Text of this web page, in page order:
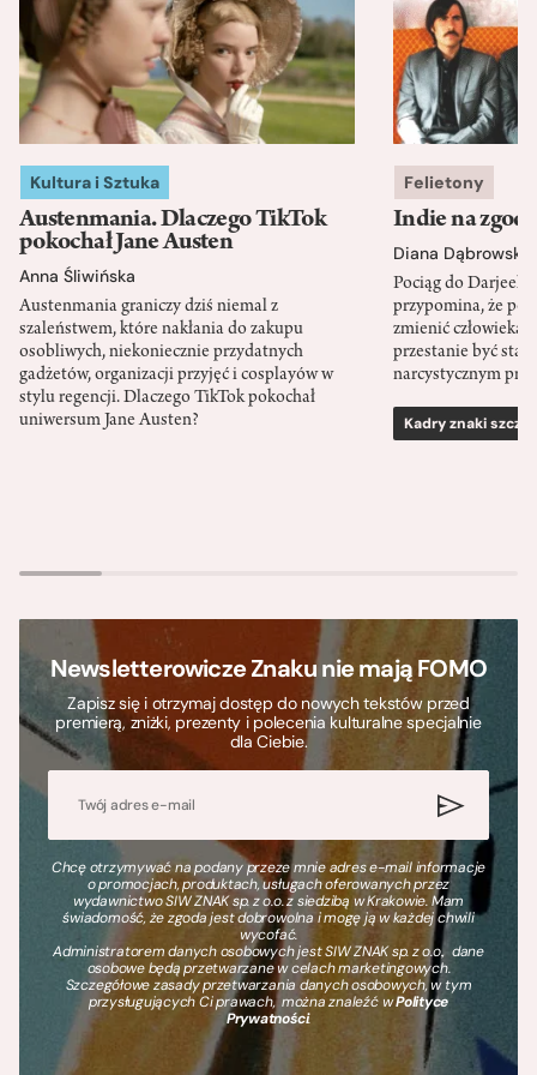
Kultura i Sztuka
Austenmania. Dlaczego TikTok
pokochał Jane Austen
Anna Śliwińska
Austenmania graniczy dziś niemal z
szaleństwem, które nakłania do zakupu
osobliwych, niekoniecznie przydatnych
gadżetów, organizacji przyjęć i cosplayów w
stylu regencji. Dlaczego TikTok pokochał
uniwersum Jane Austen?
Felietony
Indie na
Diana Dąbrowska
Pociąg do
przypomina, że
zmienić człowieka
przestanie być
narcystycznym
Kadry znaki
Newsletterowicze Znaku nie mają FOMO
Zapisz się i otrzymaj dostęp do nowych tekstów przed
premierą, zniżki, prezenty i polecenia kulturalne specjalnie
dla Ciebie.
Chcę otrzymywać na podany przeze mnie adres e-mail informacje
o promocjach, produktach, usługach oferowanych przez
wydawnictwo SIW ZNAK sp. z o.o. z siedzibą w Krakowie. Mam
świadomość, że zgoda jest dobrowolna i mogę ją w każdej chwili
wycofać.
Administratorem danych osobowych jest SIW ZNAK sp. z o.o., dane
osobowe będą przetwarzane w celach marketingowych.
Szczegółowe zasady przetwarzania danych osobowych, w tym
przysługujących Ci prawach, można znaleźć wPolityce
Prywatności.